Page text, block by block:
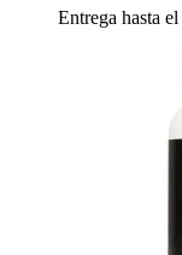
Entrega hasta